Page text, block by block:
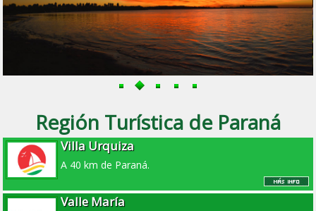
Región Turística de Paraná
Villa Urquiza
A 40 km de Paraná.
Valle María